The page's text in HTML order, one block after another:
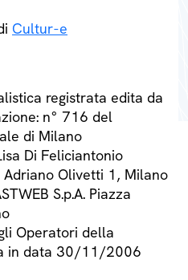
Cultur-e
registrata edita da
n° 716 del
di Milano
Di Feliciantonio
Adriano Olivetti 1, Milano
S.p.A. Piazza
Operatori della
in data 30/11/2006